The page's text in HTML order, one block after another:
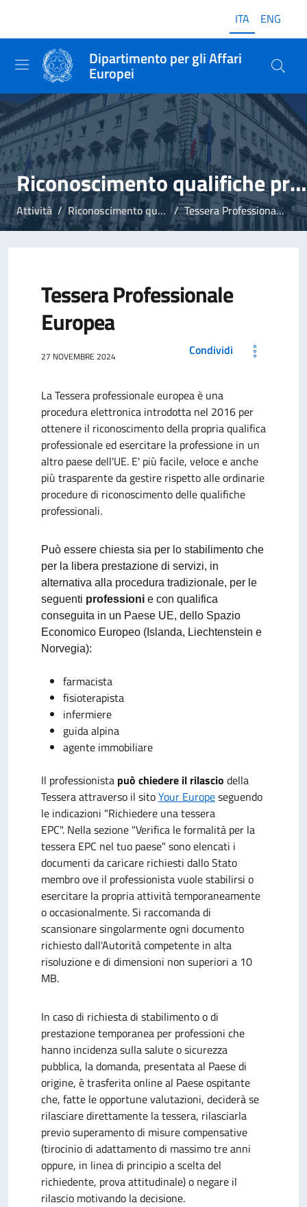
ITA ENG
Dipartimento per gli Affari
Europei
Riconoscimento qualifiche professionali
Attività Riconoscimento qualifiche professionali Tessera Professionale Europea
Tessera Professionale
Europea
27 NOVEMBRE 2024 Condividi
La Tessera professionale europea è una
procedura elettronica introdotta nel 2016 per
ottenere il riconoscimento della propria qualifica
professionale ed esercitare la professione in un
altro paese dell'UE. E' più facile, veloce e anche
più trasparente da gestire rispetto alle ordinarie
procedure di riconoscimento delle qualifiche
professionali.
Può essere chiesta sia per lo stabilimento che
per la libera prestazione di servizi, in
alternativa alla procedura tradizionale, per le
seguenti professioni e con qualifica
conseguita in un Paese UE, dello Spazio
Economico Europeo (Islanda, Liechtenstein e
Norvegia):
farmacista
fisioterapista
infermiere
guida alpina
agente immobiliare
Il professionista può chiedere il rilascio della
Tessera attraverso il sitoYour Europeseguendo
le indicazioni "Richiedere una tessera
EPC". Nella sezione "Verifica le formalità per la
tessera EPC nel tuo paese" sono elencati i
documenti da caricare richiesti dallo Stato
membro ove il professionista vuole stabilirsi o
esercitare la propria attività temporaneamente
o occasionalmente. Si raccomanda di
scansionare singolarmente ogni documento
richiesto dall'Autorità competente in alta
risoluzione e di dimensioni non superiori a 10
MB.
In caso di richiesta di stabilimento o di
prestazione temporanea per professioni che
hanno incidenza sulla salute o sicurezza
pubblica, la domanda, presentata al Paese di
origine, è trasferita online al Paese ospitante
che, fatte le opportune valutazioni, deciderà se
rilasciare direttamente la tessera, rilasciarla
previo superamento di misure compensative
(tirocinio di adattamento di massimo tre anni
oppure, in linea di principio a scelta del
richiedente, prova attitudinale) o negare il
rilascio motivando la decisione.